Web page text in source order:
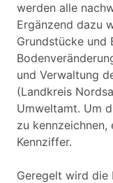
werden alle
Ergänzend dazu
Grundstücke und
und Verwaltung
(Landkreis
Umweltamt. Um
zu
Kennziffer.
Geregelt wird die